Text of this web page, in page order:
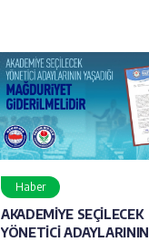
Haber
AKADEMİYE SEÇİLECEK
YÖNETİCİ ADAYLARININ